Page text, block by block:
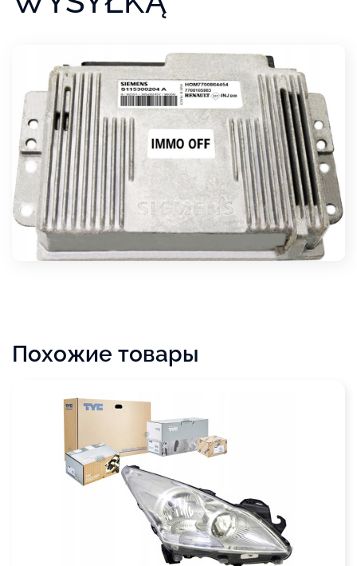
Похожие товары